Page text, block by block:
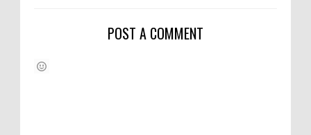
POST A COMMENT